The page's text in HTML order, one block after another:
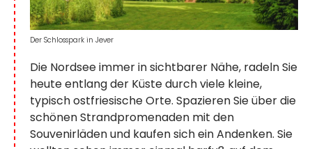
Die Nordsee immer in sichtbarer Nähe, radeln Sie
heute entlang der Küste durch viele kleine,
typisch ostfriesische Orte. Spazieren Sie über die
schönen Strandpromenaden mit den
Souvenirläden und kaufen sich ein Andenken. Sie
Der Schlosspark in Jever